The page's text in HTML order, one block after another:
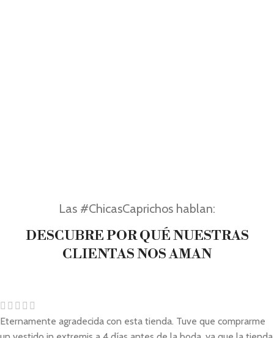
Las #ChicasCaprichos hablan:
DESCUBRE POR QUÉ NUESTRAS
CLIENTAS NOS AMAN
Eternamente agradecida con esta tienda. Tuve que comprarme